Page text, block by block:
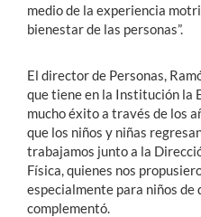
medio de la experiencia
bienestar de las personas”.
El director de Personas,
que tiene en la Institución la
mucho éxito a través de los
que los niños y niñas
trabajamos junto a la
Física, quienes nos
especialmente para niños de
complementó.